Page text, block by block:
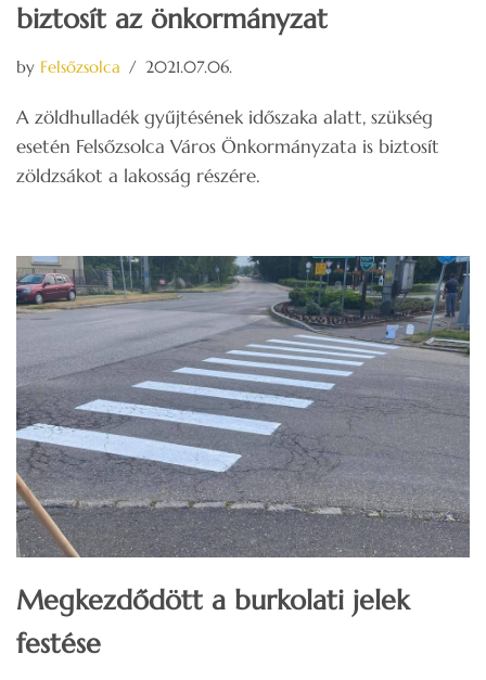
biztosít az önkormányzat
by Felsőzsolca 2021.07.06.
A zöldhulladék gyűjtésének időszaka alatt, szükség
esetén Felsőzsolca Város Önkormányzata is biztosít
zöldzsákot a lakosság részére.
Megkezdődött a burkolati jelek
festése